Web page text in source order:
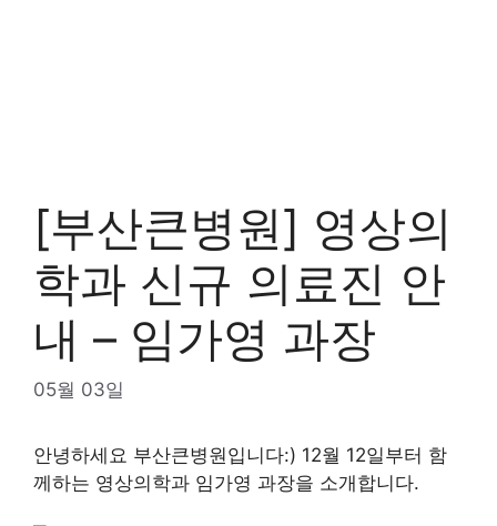
[부산큰병원] 영상의
학과 신규 의료진 안
내 – 임가영 과장
05월 03일
안녕하세요 부산큰병원입니다:) 12월 12일부터 함
께하는 영상의학과 임가영 과장을 소개합니다.